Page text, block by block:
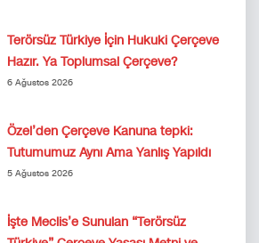
Terörsüz Türkiye İçin Hukuki Çerçeve
Hazır. Ya Toplumsal Çerçeve?
6 Ağustos 2026
Özel’den Çerçeve Kanuna tepki:
Tutumumuz Aynı Ama Yanlış Yapıldı
5 Ağustos 2026
İşte Meclis’e Sunulan “Terörsüz